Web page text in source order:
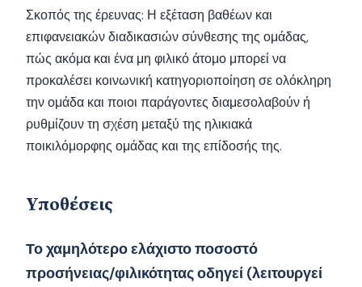
Σκοπός της έρευνας: Η εξέταση βαθέων και
επιφανειακών διαδικασιών σύνθεσης της ομάδας,
πώς ακόμα και ένα μη φιλικό άτομο μπορεί να
προκαλέσει κοινωνική κατηγοριοποίηση σε ολόκληρη
την ομάδα και ποιοι παράγοντες διαμεσολαβούν ή
ρυθμίζουν τη σχέση μεταξύ της ηλικιακά
ποικιλόμορφης ομάδας και της επίδοσής της.
Υποθέσεις
Το χαμηλότερο ελάχιστο ποσοστό
προσήνειας/φιλικότητας οδηγεί (λειτουργεί